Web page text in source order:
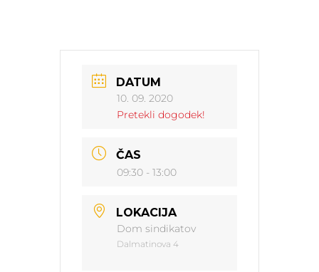
DATUM
10. 09. 2020
Pretekli dogodek!
ČAS
09:30 - 13:00
LOKACIJA
Dom sindikatov
Dalmatinova 4